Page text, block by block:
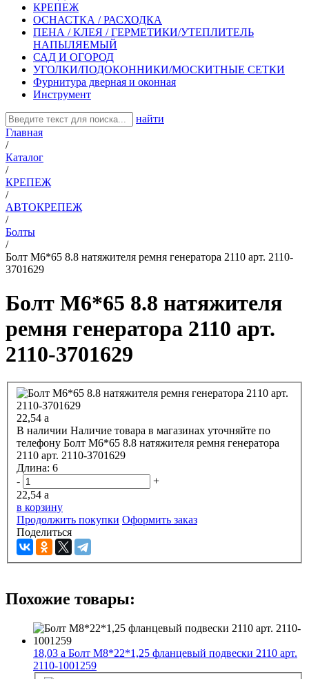
КРЕПЕЖ
ОСНАСТКА / РАСХОДКА
ПЕНА / КЛЕЯ / ГЕРМЕТИКИ/УТЕПЛИТЕЛЬ
НАПЫЛЯЕМЫЙ
САД И ОГОРОД
УГОЛКИ/ПОДОКОННИКИ/МОСКИТНЫЕ СЕТКИ
Фурнитура дверная и оконная
Инструмент
найти
Главная
/
Каталог
/
КРЕПЕЖ
/
АВТОКРЕПЕЖ
/
Болты
/
Болт М6*65 8.8 натяжителя ремня генератора 2110 арт. 2110-
3701629
Болт М6*65 8.8 натяжителя
ремня генератора 2110 арт.
2110-3701629
22,54 a
В наличии Наличие товара в магазинах уточняйте по
телефону Болт М6*65 8.8 натяжителя ремня генератора
2110 арт. 2110-3701629
Длина: 6
-
+
22,54 a
в корзину
Продолжить покупки Оформить заказ
Поделиться
Похожие товары:
18,03 a Болт М8*22*1,25 фланцевый подвески 2110 арт.
2110-1001259